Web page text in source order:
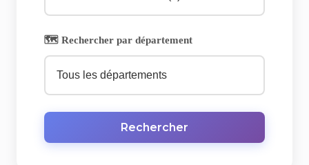
🗺️ Rechercher par département
Rechercher